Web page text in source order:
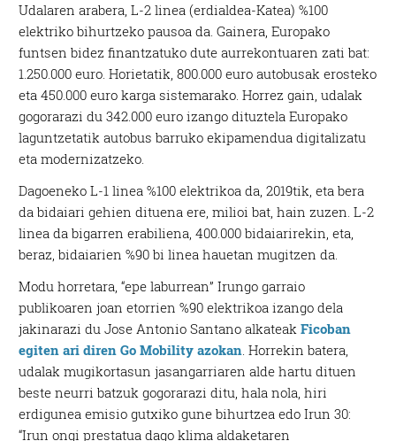
Udalaren arabera, L-2 linea (erdialdea-Katea) %100
elektriko bihurtzeko pausoa da. Gainera, Europako
funtsen bidez finantzatuko dute aurrekontuaren zati bat:
1.250.000 euro. Horietatik, 800.000 euro autobusak erosteko
eta 450.000 euro karga sistemarako. Horrez gain, udalak
gogorarazi du 342.000 euro izango dituztela Europako
laguntzetatik autobus barruko ekipamendua digitalizatu
eta modernizatzeko.
Dagoeneko L-1 linea %100 elektrikoa da, 2019tik, eta bera
da bidaiari gehien dituena ere, milioi bat, hain zuzen. L-2
linea da bigarren erabiliena, 400.000 bidaiarirekin, eta,
beraz, bidaiarien %90 bi linea hauetan mugitzen da.
Modu horretara, “epe laburrean” Irungo garraio
publikoaren joan etorrien %90 elektrikoa izango dela
jakinarazi du Jose Antonio Santano alkateakFicoban
egiten ari diren Go Mobility azokan. Horrekin batera,
udalak mugikortasun jasangarriaren alde hartu dituen
beste neurri batzuk gogorarazi ditu, hala nola, hiri
erdigunea emisio gutxiko gune bihurtzea edo Irun 30:
“Irun ongi prestatua dago klima aldaketaren